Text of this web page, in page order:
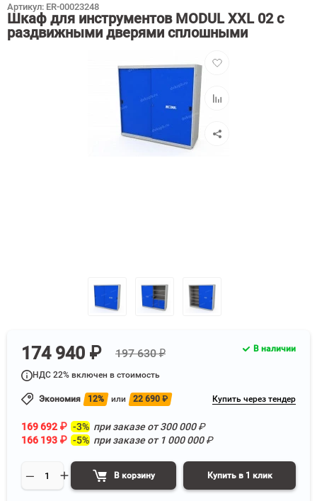
Шкаф для инструментов MODUL XXL 02 с
раздвижными дверями сплошными
Артикул: ER-00023248
Добавить
Добавить
174 940 ₽ 197 630 ₽
НДС 22% включен в стоимость
Экономия 12% или 22 690 ₽ Купить через тендер
169 692 ₽ -3% при заказе от300 000₽
166 193 ₽ -5% при заказе от 1 000 000₽
В корзину Купить в 1 клик
В наличии